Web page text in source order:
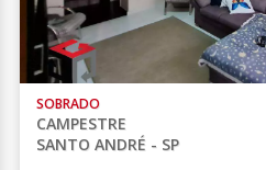
SOBRADO
CAMPESTRE
SANTO ANDRÉ - SP